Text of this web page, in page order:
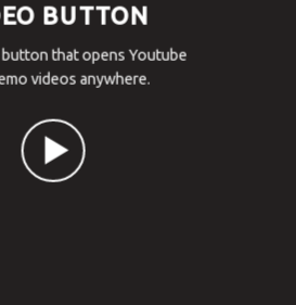
BUTTON
button that opens Youtube
videos anywhere.